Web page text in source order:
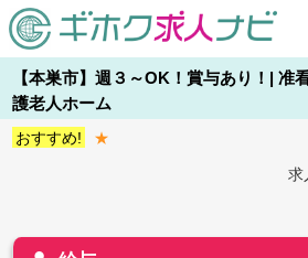
【本巣市】週３～OK！賞与あり！| 准
護老人ホーム
おすすめ! ★
求